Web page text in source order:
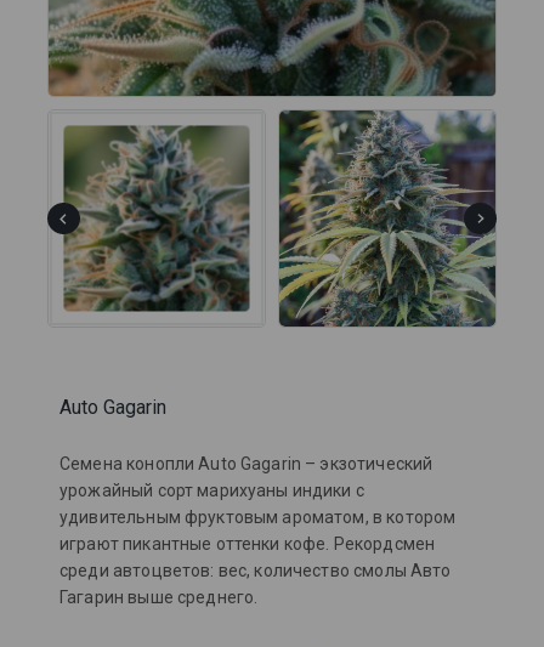
Auto Gagarin
Семена конопли Auto Gagarin – экзотический
урожайный сорт марихуаны индики с
удивительным фруктовым ароматом, в котором
играют пикантные оттенки кофе. Рекордсмен
среди автоцветов: вес, количество смолы Авто
Гагарин выше среднего.